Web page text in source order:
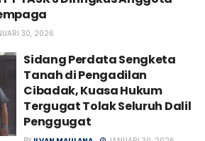
30, 2026
Sidang Perdata Sengketa
Tanah di Pengadilan
Cibadak, Kuasa Hukum
Tergugat Tolak Seluruh Dalil
Penggugat